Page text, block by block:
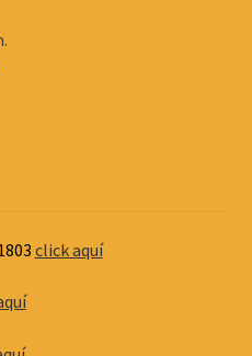
click aquí